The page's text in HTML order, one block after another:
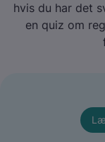
hvis du har det
en quiz om